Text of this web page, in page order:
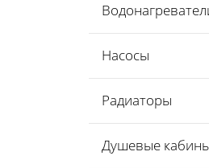
Насосы
Радиаторы
Душевые